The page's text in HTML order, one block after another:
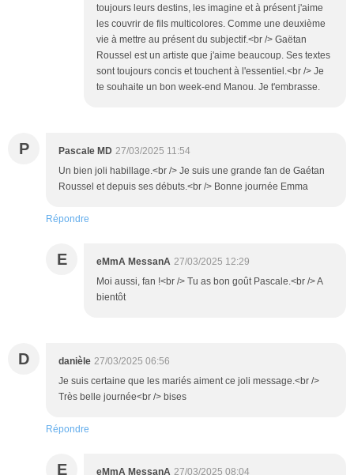
toujours leurs destins, les imagine et à présent j'aime
les couvrir de fils multicolores. Comme une deuxième
vie à mettre au présent du subjectif.<br /> Gaëtan
Roussel est un artiste que j'aime beaucoup. Ses textes
sont toujours concis et touchent à l'essentiel.<br /> Je
te souhaite un bon week-end Manou. Je t'embrasse.
P Pascale MD 27/03/2025 11:54
Un bien joli habillage.<br /> Je suis une grande fan de Gaétan
Roussel et depuis ses débuts.<br /> Bonne journée Emma
Répondre
E eMmA MessanA 27/03/2025 12:29
Moi aussi, fan !<br /> Tu as bon goût Pascale.<br /> A
bientôt
D danièle 27/03/2025 06:56
Je suis certaine que les mariés aiment ce joli message.<br />
Très belle journée<br /> bises
Répondre
E eMmA MessanA 27/03/2025 08:04